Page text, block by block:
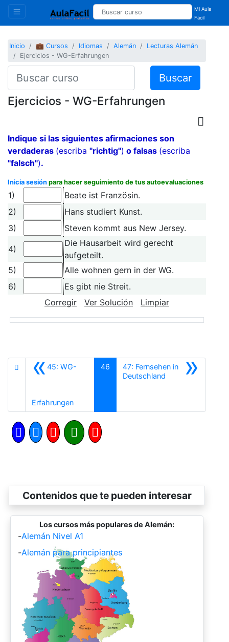
Mi Aula
Facil
Inicio 💼 Cursos Idiomas Alemán
Lecturas Alemán
Ejercicios - WG-Erfahrungen
Buscar
Ejercicios - WG-Erfahrungen
Indique si las siguientes afirmaciones son
verdaderas (escriba "richtig") o falsas (escriba
"falsch").
Inicia sesión para hacer seguimiento de tus autoevaluaciones
1)
Beate ist Französin.
2)
Hans studiert Kunst.
3)
Steven kommt aus New Jersey.
4)
Die Hausarbeit wird gerecht
aufgeteilt.
5)
Alle wohnen gern in der WG.
6)
Es gibt nie Streit.
Corregir
Ver Solución Limpiar
«45: WG-
ErfahrungenAnterior
46 »
47: Fernsehen in
Deutschland Siguiente
Contenidos que te pueden interesar
Los cursos más populares de Alemán:
-Alemán Nivel A1
-Alemán para principiantes